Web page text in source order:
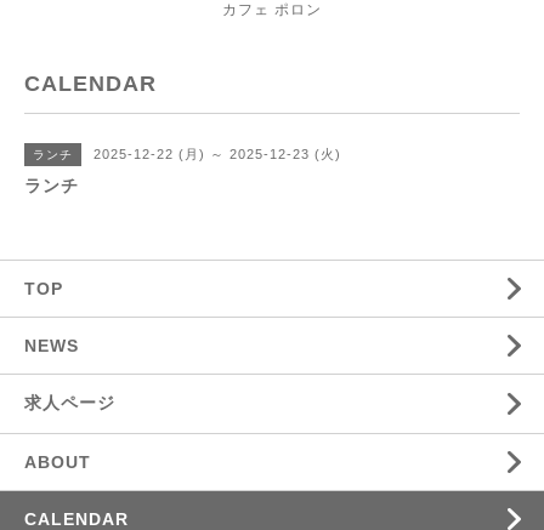
カフェ ポロン
CALENDAR
ランチ 2025-12-22 (月) ～ 2025-12-23 (火)
ランチ
TOP
NEWS
求人ページ
ABOUT
CALENDAR